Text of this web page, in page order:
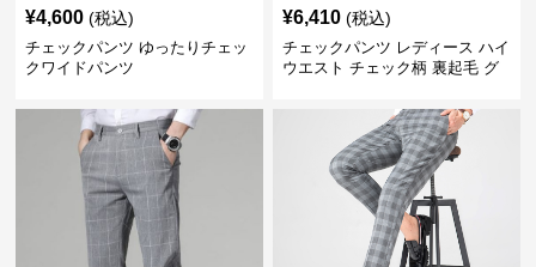
¥4,600 (税込)
チェックパンツ ゆったりチェッ
クワイドパンツ
¥6,410 (税込)
チェックパンツ レディース ハイ
ウエスト チェック柄 裏起毛 グ